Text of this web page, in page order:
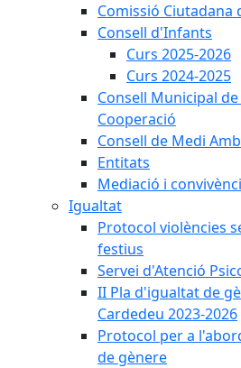
Comissió Ciutadana
Consell d'Infants
Curs 2025-2026
Curs 2024-2025
Consell Municipal
Cooperació
Consell de Medi
Entitats
Mediació i
Igualtat
Protocol violències
festius
Servei d'Atenció
II Pla d'igualtat de
Cardedeu 2023-2026
Protocol per a
de gènere